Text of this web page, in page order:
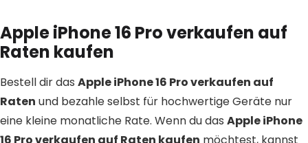
Apple iPhone 16 Pro verkaufen auf
Raten kaufen
Bestell dir das Apple iPhone 16 Pro verkaufen auf
Raten und bezahle selbst für hochwertige Geräte nur
eine kleine monatliche Rate. Wenn du das Apple iPhone